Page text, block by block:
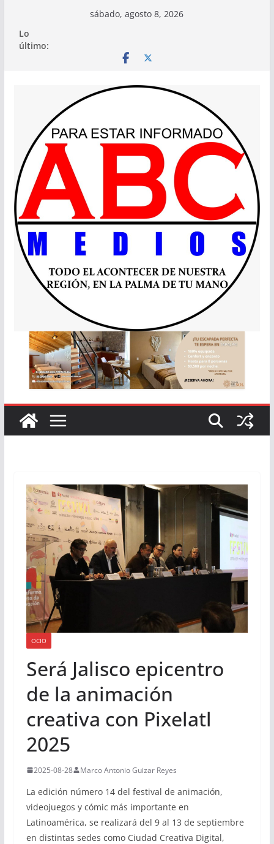
contenido
sábado, agosto 8, 2026
Lo
último:
OCIO
Será Jalisco epicentro
de la animación
creativa con Pixelatl
2025
2025-08-28 Marco Antonio Guizar Reyes
La edición número 14 del festival de animación,
videojuegos y cómic más importante en
Latinoamérica, se realizará del 9 al 13 de septiembre
en distintas sedes como Ciudad Creativa Digital,